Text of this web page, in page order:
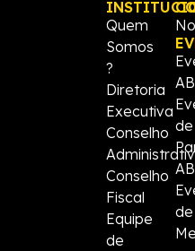
Quem
Somos
?
Diretoria
Executiva
Conselho
Conselho
Fiscal
Equipe
de
de
de